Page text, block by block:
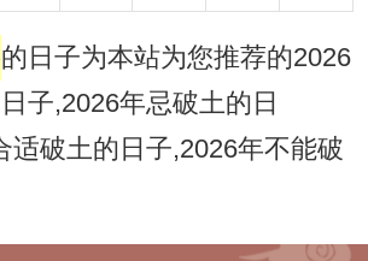
的日子为本站为您推荐的2026
子,2026年忌破土的日
适破土的日子,2026年不能破